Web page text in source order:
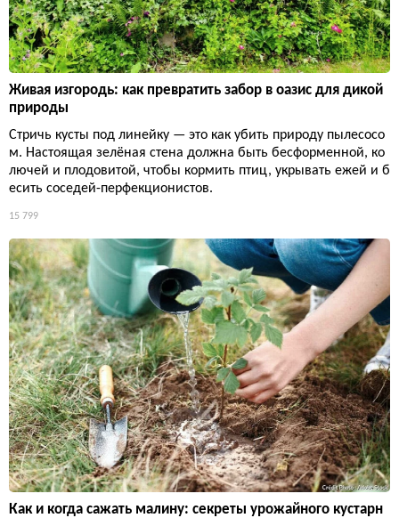
Живая изгородь: как превратить забор в оазис для дикой
природы
Стричь кусты под линейку — это как убить природу пылесосо
м. Настоящая зелёная стена должна быть бесформенной, ко
лючей и плодовитой, чтобы кормить птиц, укрывать ежей и б
есить соседей-перфекционистов.
15 799
Как и когда сажать малину: секреты урожайного кустарн